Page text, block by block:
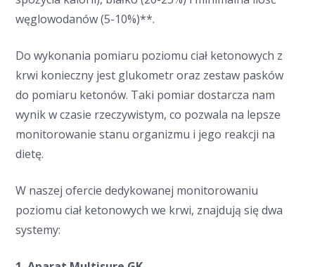
węglowodanów (5-10%)**.
Do wykonania pomiaru poziomu ciał ketonowych z
krwi konieczny jest glukometr oraz zestaw pasków
do pomiaru ketonów. Taki pomiar dostarcza nam
wynik w czasie rzeczywistym, co pozwala na lepsze
monitorowanie stanu organizmu i jego reakcji na
dietę.
W naszej ofercie dedykowanej monitorowaniu
poziomu ciał ketonowych we krwi, znajdują się dwa
systemy: